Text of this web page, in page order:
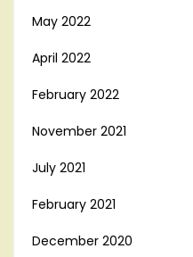
May 2022
April 2022
February 2022
November 2021
July 2021
February 2021
December 2020